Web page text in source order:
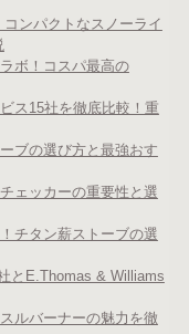
ンパクトなスノーライ
ボ！コスパ最高の
ス15社を徹底比較！重
ブの選び方と最強おす
ェッカーの重要性と選
チタン薪ストーブの選
とE.Thomas & Williams
ルバーナーの魅力を徹